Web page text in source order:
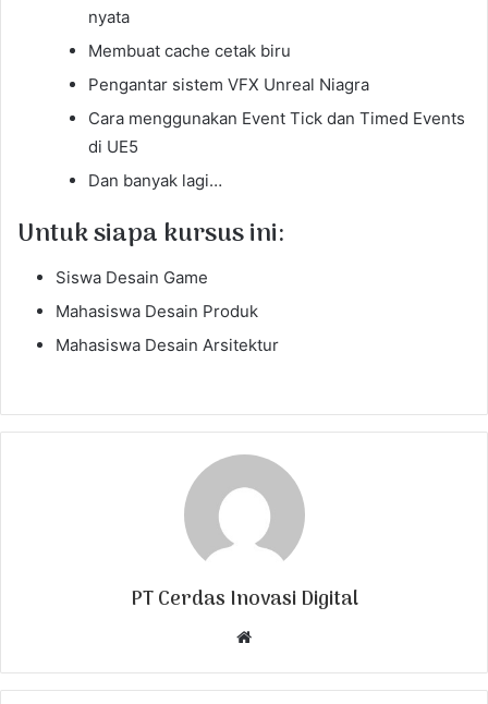
nyata
Membuat cache cetak biru
Pengantar sistem VFX Unreal Niagra
Cara menggunakan Event Tick dan Timed Events
di UE5
Dan banyak lagi…
Untuk siapa kursus ini:
Siswa Desain Game
Mahasiswa Desain Produk
Mahasiswa Desain Arsitektur
PT Cerdas Inovasi Digital
b